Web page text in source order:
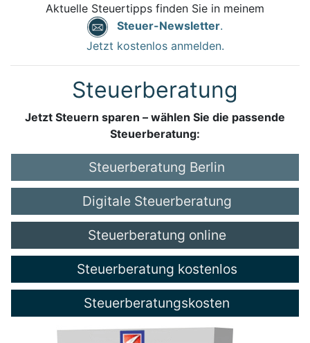
Aktuelle Steuertipps finden Sie in meinem
Steuer-Newsletter.
Jetzt kostenlos anmelden.
Steuerberatung
Jetzt Steuern sparen – wählen Sie die passende
Steuerberatung:
Steuerberatung Berlin
Digitale Steuerberatung
Steuerberatung online
Steuerberatung kostenlos
Steuerberatungskosten